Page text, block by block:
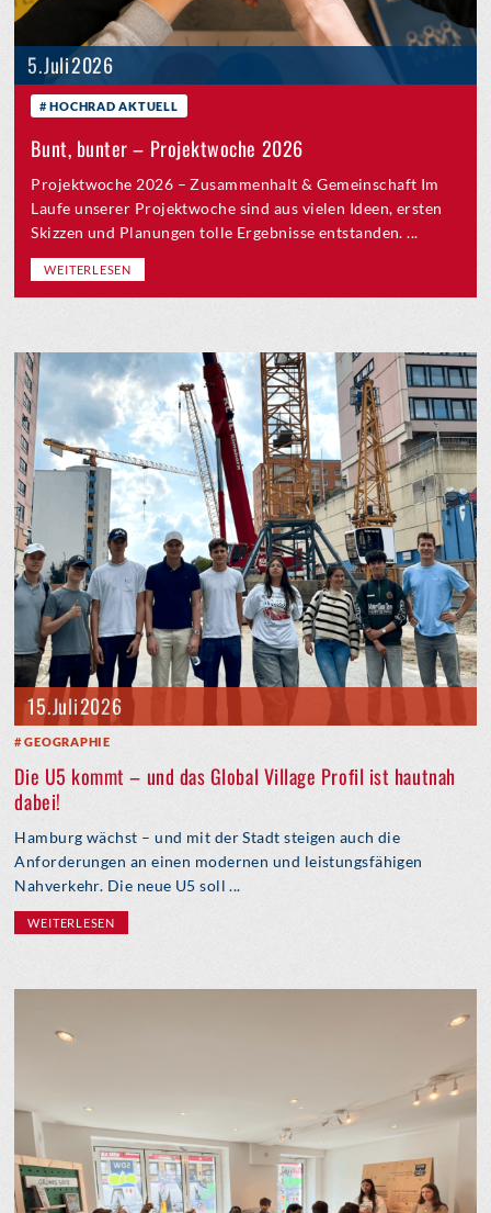
5. Juli 2026
HOCHRAD AKTUELL
Bunt, bunter – Projektwoche 2026
Projektwoche 2026 – Zusammenhalt & Gemeinschaft Im
Laufe unserer Projektwoche sind aus vielen Ideen, ersten
Skizzen und Planungen tolle Ergebnisse entstanden. ...
WEITERLESEN
15. Juli 2026
GEOGRAPHIE
Die U5 kommt – und das Global Village Profil ist hautnah
dabei!
Hamburg wächst – und mit der Stadt steigen auch die
Anforderungen an einen modernen und leistungsfähigen
Nahverkehr. Die neue U5 soll ...
WEITERLESEN